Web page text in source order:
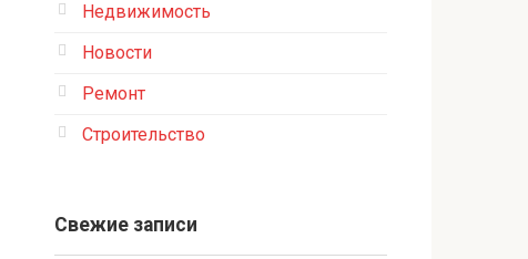
Недвижимость
Новости
Ремонт
Строительство
Свежие записи